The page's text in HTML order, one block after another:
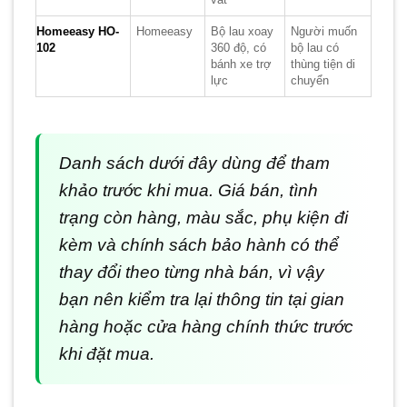
Homeeasy HO-
102
Homeeasy
Bộ lau xoay
360 độ, có
bánh xe trợ
lực
Người muốn
bộ lau có
thùng tiện di
chuyển
Danh sách dưới đây dùng để tham
khảo trước khi mua. Giá bán, tình
trạng còn hàng, màu sắc, phụ kiện đi
kèm và chính sách bảo hành có thể
thay đổi theo từng nhà bán, vì vậy
bạn nên kiểm tra lại thông tin tại gian
hàng hoặc cửa hàng chính thức trước
khi đặt mua.